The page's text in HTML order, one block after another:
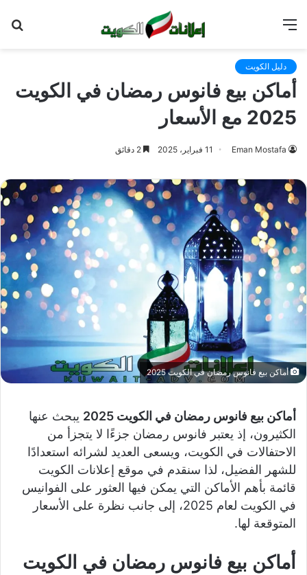
دليل الكويت
أماكن بيع فانوس رمضان في الكويت
2025 مع الأسعار
Eman Mostafa 11 فبراير، 2025
أماكن بيع فانوس رمضان في الكويت 2025
أماكن بيع فانوس رمضان في الكويت 2025
يبحث عنها
الكثيرون، إذ يعتبر فانوس رمضان جزءًا لا يتجزأ من
الاحتفالات في الكويت، ويسعى العديد لشرائه استعدادًا
للشهر الفضيل، لذا سنقدم في موقع إعلانات الكويت
قائمة بأهم الأماكن التي يمكن فيها العثور على الفوانيس
في الكويت لعام 2025، إلى جانب نظرة على الأسعار
المتوقعة لها.
أماكن بيع فانوس رمضان في الكويت